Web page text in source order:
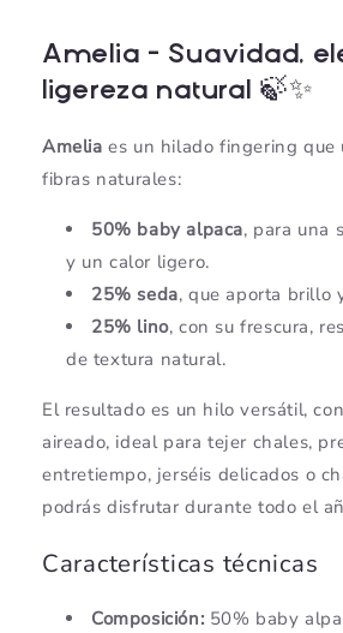
Amelia – Suavidad,
ligereza natural 🍃✨
Amelia es un hilado fingering que
fibras naturales:
50% baby alpaca, para una
y un calor ligero.
25% seda, que aporta brillo
25% lino, con su frescura,
de textura natural.
El resultado es un hilo versátil,
aireado, ideal para tejer chales,
entretiempo, jerséis delicados o
podrás disfrutar durante todo el
Características técnicas
Composición: 50% baby